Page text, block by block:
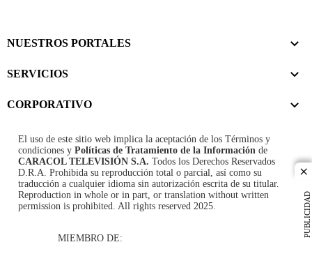
PUBLICIDAD
NUESTROS PORTALES
SERVICIOS
CORPORATIVO
El uso de este sitio web implica la aceptación de los Términos y
condiciones y Políticas de Tratamiento de la Información de
CARACOL TELEVISIÓN S.A. Todos los Derechos Reservados
D.R.A. Prohibida su reproducción total o parcial, así como su
traducción a cualquier idioma sin autorización escrita de su titular.
Reproduction in whole or in part, or translation without written
permission is prohibited. All rights reserved 2025.
MIEMBRO DE: